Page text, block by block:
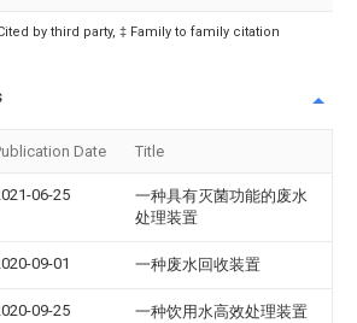
by third party, ‡ Family to family citation
Date Title
06-25
一种具有灭菌功能的废水
处理装置
09-01 一种废水回收装置
09-25 一种饮用水高效处理装置